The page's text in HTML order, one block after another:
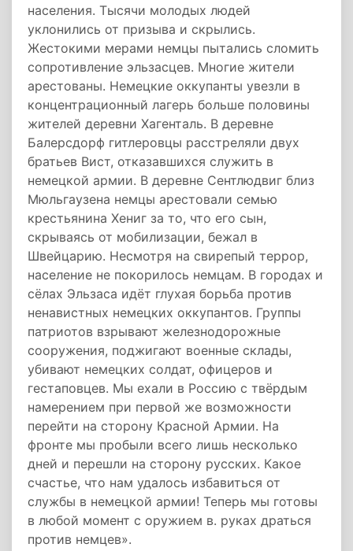
населения. Тысячи молодых людей
уклонились от призыва и скрылись.
Жестокими мерами немцы пытались сломить
сопротивление эльзасцев. Многие жители
арестованы. Немецкие оккупанты увезли в
концентрационный лагерь больше половины
жителей деревни Хагенталь. В деревне
Балерсдорф гитлеровцы расстреляли двух
братьев Вист, отказавшихся служить в
немецкой армии. В деревне Сентлюдвиг близ
Мюльгаузена немцы арестовали семью
крестьянина Хениг за то, что его сын,
скрываясь от мобилизации, бежал в
Швейцарию. Несмотря на свирепый террор,
население не покорилось немцам. В городах и
сёлах Эльзаса идёт глухая борьба против
ненавистных немецких оккупантов. Группы
патриотов взрывают железнодорожные
сооружения, поджигают военные склады,
убивают немецких солдат, офицеров и
гестаповцев. Мы ехали в Россию с твёрдым
намерением при первой же возможности
перейти на сторону Красной Армии. На
фронте мы пробыли всего лишь несколько
дней и перешли на сторону русских. Какое
счастье, что нам удалось избавиться от
службы в немецкой армии! Теперь мы готовы
в любой момент с оружием в. руках драться
против немцев».